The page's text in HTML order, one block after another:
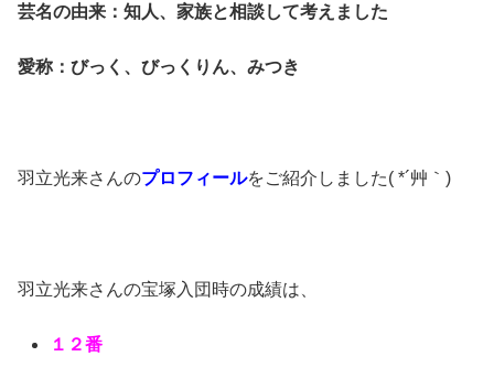
芸名の由来：知人、家族と相談して考えました
愛称：びっく、びっくりん、みつき
羽立光来さんのプロフィールをご紹介しました( *´艸｀)
羽立光来さんの宝塚入団時の成績は、
１２番